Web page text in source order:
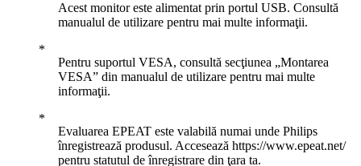
Acest monitor este alimentat prin portul USB. Consultă
manualul de utilizare pentru mai multe informaţii.
Pentru suportul VESA, consultă secţiunea „Montarea
VESA” din manualul de utilizare pentru mai multe
informaţii.
Evaluarea EPEAT este valabilă numai unde Philips
înregistrează produsul. Accesează https://www.epeat.net/
pentru statutul de înregistrare din ţara ta.